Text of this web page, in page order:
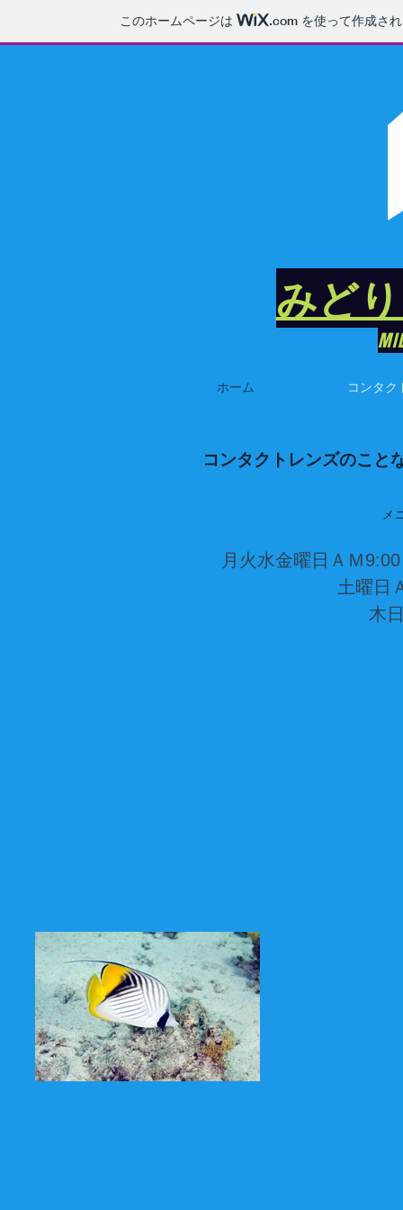
このホームページは .com を使って作成さ
みど
コンタクトレンズのこと
メ
月火水金曜日ＡＭ
土曜日
木
ホーム コンタク